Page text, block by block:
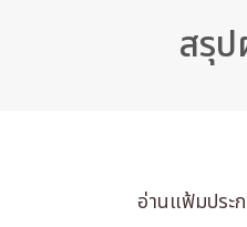
สรุ
อ่านแฟ้มประ